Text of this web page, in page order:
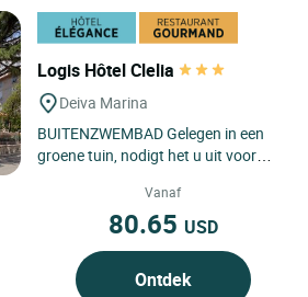
Logis Hôtel Clelia
Deiva Marina
BUITENZWEMBAD Gelegen in een
groene tuin, nodigt het u uit voor
wandelen langs de prachtige...
Vanaf
80.65 USD
Ontdek